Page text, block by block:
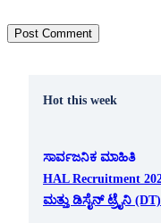
Hot this week
ಸಾರ್ವಜನಿಕ ಮಾಹಿತಿ
HAL Recruitment
ಮತ್ತು ಡಿಸೈನ್ ಟ್ರೈನಿ